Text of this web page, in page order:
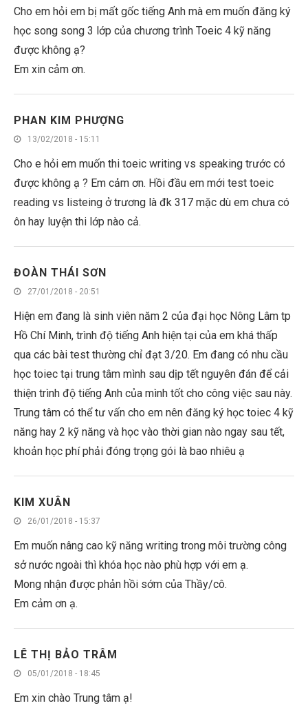
Cho em hỏi em bị mất gốc tiếng Anh mà em muốn đăng ký
học song song 3 lớp của chương trình Toeic 4 kỹ năng
được không ạ?
Em xin cảm ơn.
PHAN KIM PHƯỢNG
13/02/2018 - 15:11
Cho e hỏi em muốn thi toeic writing vs speaking trước có
được không ạ ? Em cảm ơn. Hồi đầu em mới test toeic
reading vs listeing ở trương là đk 317 mặc dù em chưa có
ôn hay luyện thi lớp nào cả.
ĐOÀN THÁI SƠN
27/01/2018 - 20:51
Hiện em đang là sinh viên năm 2 của đại học Nông Lâm tp
Hồ Chí Minh, trình độ tiếng Anh hiện tại của em khá thấp
qua các bài test thường chỉ đạt 3/20. Em đang có nhu cầu
học toiec tại trung tâm mình sau dịp tết nguyên đán để cải
thiện trình độ tiếng Anh của mình tốt cho công việc sau này.
Trung tâm có thể tư vấn cho em nên đăng ký học toiec 4 kỹ
năng hay 2 kỹ năng và học vào thời gian nào ngay sau tết,
khoản học phí phải đóng trọng gói là bao nhiêu ạ
KIM XUÂN
26/01/2018 - 15:37
Em muốn nâng cao kỹ năng writing trong môi trường công
sở nước ngoài thì khóa học nào phù hợp với em ạ.
Mong nhận được phản hồi sớm của Thầy/cô.
Em cảm ơn ạ.
LÊ THỊ BẢO TRÂM
05/01/2018 - 18:45
Em xin chào Trung tâm ạ!